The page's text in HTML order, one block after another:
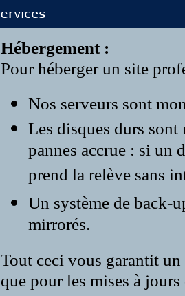
Hébergement :
Pour héberger un site
Nos serveurs sont
Les disques durs
pannes accrue : si un
prend la relève sans
Un système de back-
mirrorés.
Tout ceci vous garantit
que pour les mises à